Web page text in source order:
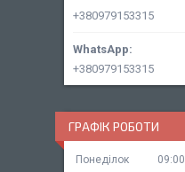
+380979153315
+380979153315
ГРАФІК РОБОТИ
Понеділок 09:00